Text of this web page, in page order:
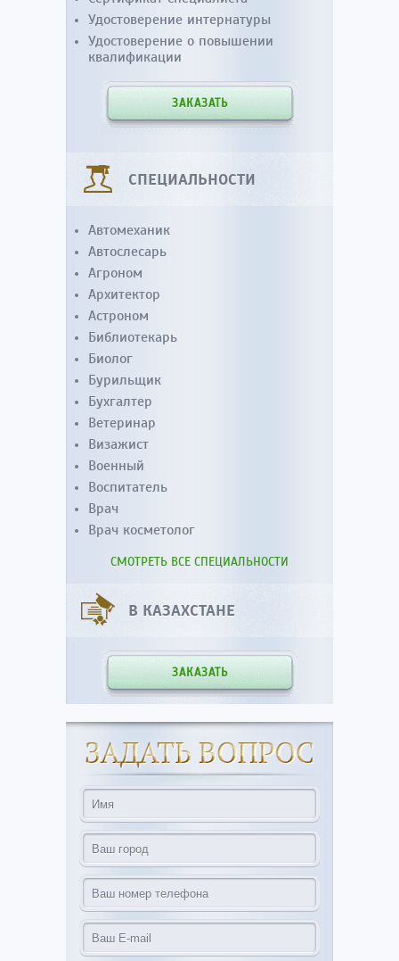
Удостоверение интернатуры
Удостоверение о повышении
квалификации
ЗАКАЗАТЬ
СПЕЦИАЛЬНОСТИ
Автомеханик
Автослесарь
Агроном
Архитектор
Астроном
Библиотекарь
Биолог
Бурильщик
Бухгалтер
Ветеринар
Визажист
Военный
Воспитатель
Врач
Врач косметолог
СМОТРЕТЬ ВСЕ СПЕЦИАЛЬНОСТИ
В КАЗАХСТАНЕ
ЗАКАЗАТЬ